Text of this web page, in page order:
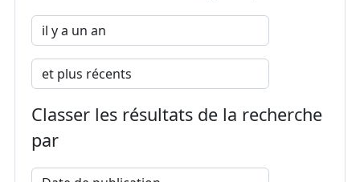
Classer les résultats de la recherche
par